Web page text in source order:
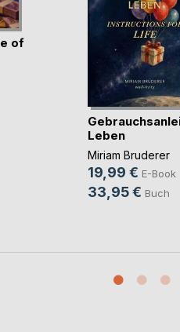
of
Leben
Miriam Bruderer
19,99 € E-Book
33,95 € Buch